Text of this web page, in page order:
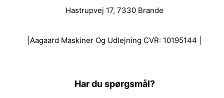
Hastrupvej 17, 7330 Brande
|Aagaard Maskiner Og Udlejning CVR: 10195144 |
Har du spørgsmål?